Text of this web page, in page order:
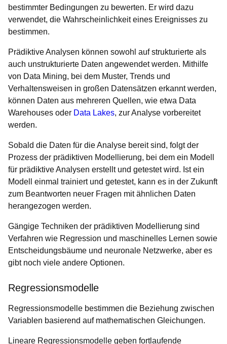
bestimmter Bedingungen zu bewerten. Er wird dazu
verwendet, die Wahrscheinlichkeit eines Ereignisses zu
bestimmen.
Prädiktive Analysen können sowohl auf strukturierte als
auch unstrukturierte Daten angewendet werden. Mithilfe
von Data Mining, bei dem Muster, Trends und
Verhaltensweisen in großen Datensätzen erkannt werden,
können Daten aus mehreren Quellen, wie etwa Data
Warehouses oder Data Lakes, zur Analyse vorbereitet
werden.
Sobald die Daten für die Analyse bereit sind, folgt der
Prozess der prädiktiven Modellierung, bei dem ein Modell
für prädiktive Analysen erstellt und getestet wird. Ist ein
Modell einmal trainiert und getestet, kann es in der Zukunft
zum Beantworten neuer Fragen mit ähnlichen Daten
herangezogen werden.
Gängige Techniken der prädiktiven Modellierung sind
Verfahren wie Regression und maschinelles Lernen sowie
Entscheidungsbäume und neuronale Netzwerke, aber es
gibt noch viele andere Optionen.
Regressionsmodelle
Regressionsmodelle bestimmen die Beziehung zwischen
Variablen basierend auf mathematischen Gleichungen.
Lineare Regressionsmodelle geben fortlaufende